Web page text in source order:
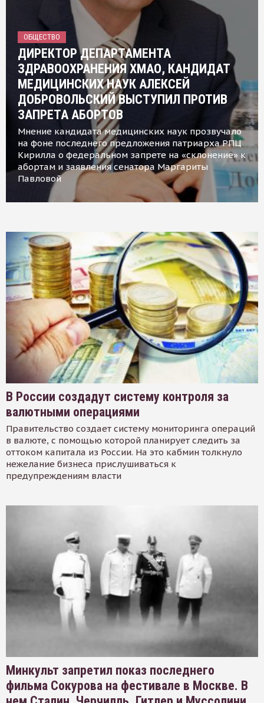
ОБЩЕСТВО
ДИРЕКТОР ДЕПАРТАМЕНТА
ЗДРАВООХРАНЕНИЯ ХМАО, КАНДИДАТ
МЕДИЦИНСКИХ НАУК АЛЕКСЕЙ
ДОБРОВОЛЬСКИЙ ВЫСТУПИЛ ПРОТИВ
ЗАПРЕТА АБОРТОВ
Мнение кандидата медицинских наук прозвучало
на фоне последнего предложения патриарха РПЦ
Кирилла о федеральном запрете на «склонение» к
абортам и заявления сенатора Маргариты
Павловой
В России создадут систему контроля за
валютными операциями
Правительство создает систему мониторинга операций
в валюте, с помощью которой планирует следить за
оттоком капитала из России. На это кабмин толкнуло
нежелание бизнеса прислушиваться к
предупреждениям власти
Минкульт запретил показ последнего
фильма Сокурова на фестивале в Москве. В